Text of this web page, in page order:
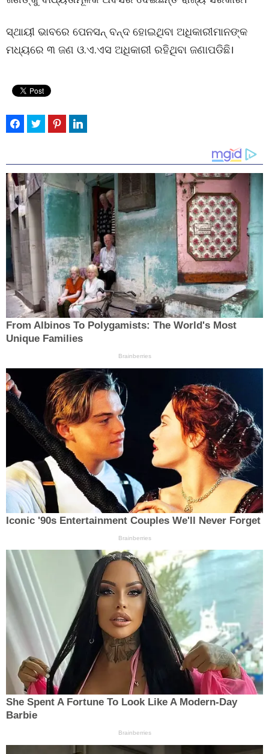
ସ୍ଥାୟୀ ଭାବରେ ପେନସନ୍ ବନ୍ଦ ହୋଇଥିବା ଅଧିକାରୀମାନଙ୍କ
ମଧ୍ୟରେ ୩ ଜଣ ଓ.ଏ.ଏସ ଅଧିକାରୀ ରହିଥିବା ଜଣାପଡିଛି।